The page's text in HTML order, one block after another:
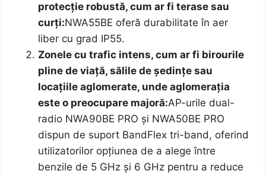
protecție robustă, cum ar fi terase sau
curți:NWA55BE oferă durabilitate în aer
liber cu grad IP55.
Zonele cu trafic intens, cum ar fi birourile
pline de viață, sălile de ședințe sau
locațiile aglomerate, unde aglomerația
este o preocupare majoră:AP-urile dual-
radio NWA90BE PRO și NWA50BE PRO
dispun de suport BandFlex tri-band, oferind
utilizatorilor opțiunea de a alege între
benzile de 5 GHz și 6 GHz pentru a reduce